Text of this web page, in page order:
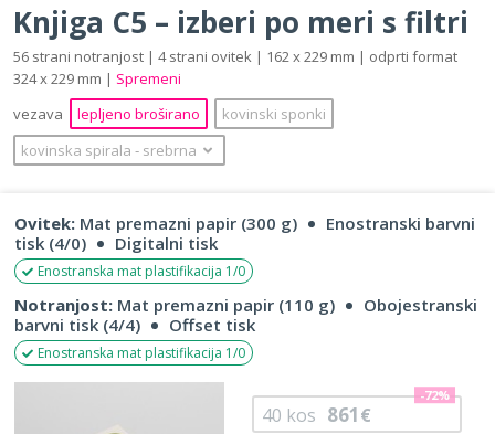
Knjiga C5 – izberi po meri s filtri
56 strani notranjost | 4 strani ovitek | 162 x 229 mm | odprti format
324 x 229 mm | Spremeni
vezava
lepljeno broširano
kovinski sponki
kovinska spirala ‐ srebrna
Ovitek: Mat premazni papir (300 g)
Enostranski barvni
tisk (4/0)
Digitalni tisk
Enostranska mat plastifikacija 1/0
Notranjost: Mat premazni papir (110 g)
Obojestranski
barvni tisk (4/4)
Offset tisk
Enostranska mat plastifikacija 1/0
40 kos 861€
-72%